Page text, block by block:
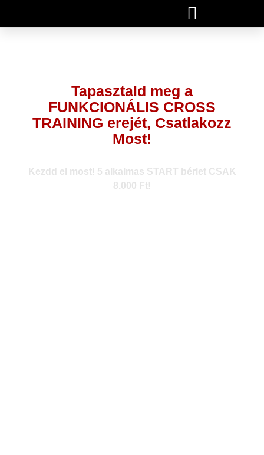
Tapasztald meg a
FUNKCIONÁLIS CROSS
TRAINING erejét, Csatlakozz
Most!
Kezdd el most! 5 alkalmas START bérlet CSAK
8.000 Ft!